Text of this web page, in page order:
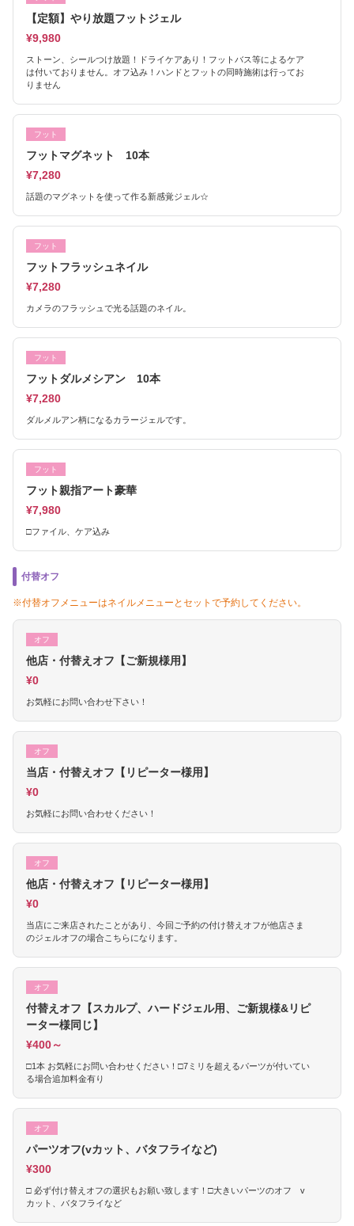
【定額】やり放題フットジェル
¥9,980
ストーン、シールつけ放題！ドライケアあり！フットバス等によるケア
は付いておりません。オフ込み！ハンドとフットの同時施術は行ってお
りません
フット
フットマグネット 10本
¥7,280
話題のマグネットを使って作る新感覚ジェル☆
フット
フットフラッシュネイル
¥7,280
カメラのフラッシュで光る話題のネイル。
フット
フットダルメシアン 10本
¥7,280
ダルメルアン柄になるカラージェルです。
フット
フット親指アート豪華
¥7,980
□ファイル、ケア込み
付替オフ
※付替オフメニューはネイルメニューとセットで予約してください。
オフ
他店・付替えオフ【ご新規様用】
¥0
お気軽にお問い合わせ下さい！
オフ
当店・付替えオフ【リピーター様用】
¥0
お気軽にお問い合わせください！
オフ
他店・付替えオフ【リピーター様用】
¥0
当店にご来店されたことがあり、今回ご予約の付け替えオフが他店さま
のジェルオフの場合こちらになります。
オフ
付替えオフ【スカルプ、ハードジェル用、ご新規様&リピ
ーター様同じ】
¥400～
□1本 お気軽にお問い合わせください！□7ミリを超えるパーツが付いてい
る場合追加料金有り
オフ
パーツオフ(vカット、バタフライなど)
¥300
□ 必ず付け替えオフの選択もお願い致します！□大きいパーツのオフ v
カット、バタフライなど